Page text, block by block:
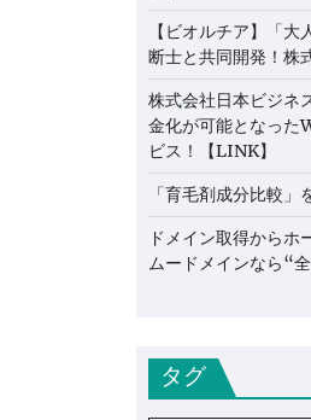
【ビオルチア】「
断士と共同開発！株
株式会社日本ビジネ
金化が可能となった
ビス！【LINK】
「育毛剤成分比較」
ドメイン取得からホ
ムードメインなら“
タグ